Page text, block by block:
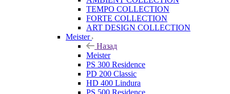
TEMPO COLLECTION
FORTE COLLECTION
ART DESIGN COLLECTION
Meister
Назад
Meister
PS 300 Residence
PD 200 Classic
HD 400 Lindura
PS 500 Residence